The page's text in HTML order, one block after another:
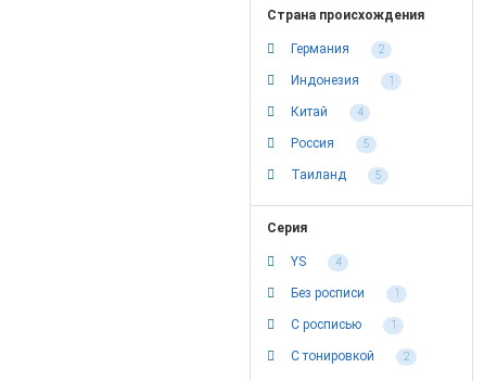
Страна происхождения
Германия 2
Индонезия 1
Китай 4
Россия 5
Таиланд 5
Серия
YS 4
Без росписи 1
С росписью 1
С тонировкой 2